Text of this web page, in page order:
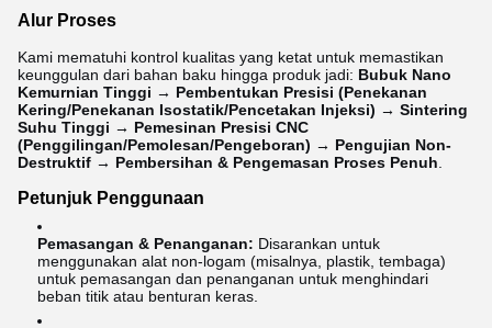
Alur Proses
Kami mematuhi kontrol kualitas yang ketat untuk memastikan
keunggulan dari bahan baku hingga produk jadi: Bubuk Nano
Kemurnian Tinggi → Pembentukan Presisi (Penekanan
Kering/Penekanan Isostatik/Pencetakan Injeksi) → Sintering
Suhu Tinggi → Pemesinan Presisi CNC
(Penggilingan/Pemolesan/Pengeboran) → Pengujian Non-
Destruktif → Pembersihan & Pengemasan Proses Penuh
Petunjuk Penggunaan
Pemasangan & Penanganan: Disarankan untuk
menggunakan alat non-logam (misalnya, plastik, tembaga)
untuk pemasangan dan penanganan untuk menghindari
beban titik atau benturan keras.